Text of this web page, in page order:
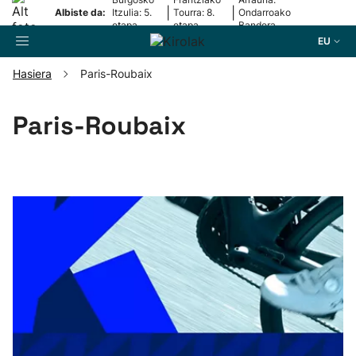
Albiste da:
Itzulia: 5.
etapa
Tourra: 8.
etapa
Ondarroako
Bandera
EU
Saskibaloia
Txirrindularitza
Hasiera Paris-Roubaix
Paris-Roubaix